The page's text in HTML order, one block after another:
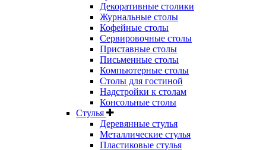
Декоративные столики
Журнальные столы
Кофейные столы
Сервировочные столы
Приставные столы
Письменные столы
Компьютерные столы
Столы для гостиной
Надстройки к столам
Консольные столы
Стулья
Деревянные стулья
Металлические стулья
Пластиковые стулья